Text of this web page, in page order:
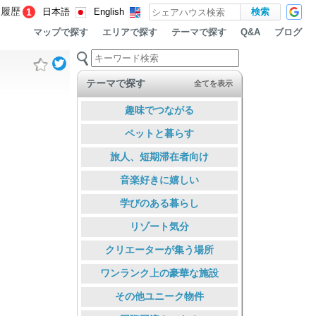
歴 1 日本語 English
マップで探す エリアで探す テーマで探す Q&A ブログ
テーマで探す 全てを表示
趣味でつながる
ペットと暮らす
旅人、短期滞在者向け
音楽好きに嬉しい
学びのある暮らし
リゾート気分
クリエーターが集う場所
ワンランク上の豪華な施設
その他ユニーク物件